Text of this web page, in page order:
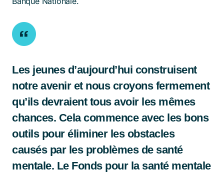
Les jeunes d’aujourd’hui construisent
notre avenir et nous croyons fermement
qu’ils devraient tous avoir les mêmes
chances. Cela commence avec les bons
outils pour éliminer les obstacles
causés par les problèmes de santé
mentale. Le Fonds pour la santé mentale